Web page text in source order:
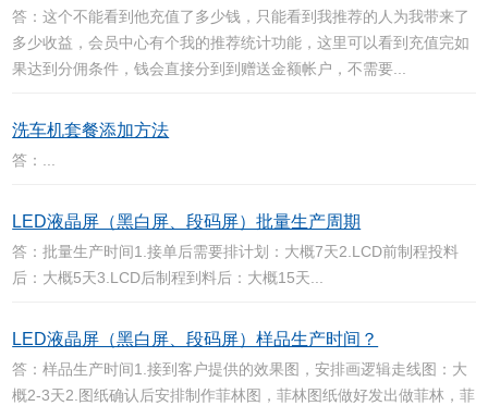
答：这个不能看到他充值了多少钱，只能看到我推荐的人为我带来了
多少收益，会员中心有个我的推荐统计功能，这里可以看到充值完如
果达到分佣条件，钱会直接分到到赠送金额帐户，不需要...
洗车机套餐添加方法
答：...
LED液晶屏（黑白屏、段码屏）批量生产周期
答：批量生产时间1.接单后需要排计划：大概7天2.LCD前制程投料
后：大概5天3.LCD后制程到料后：大概15天...
LED液晶屏（黑白屏、段码屏）样品生产时间？
答：样品生产时间1.接到客户提供的效果图，安排画逻辑走线图：大
概2-3天2.图纸确认后安排制作菲林图，菲林图纸做好发出做菲林，菲